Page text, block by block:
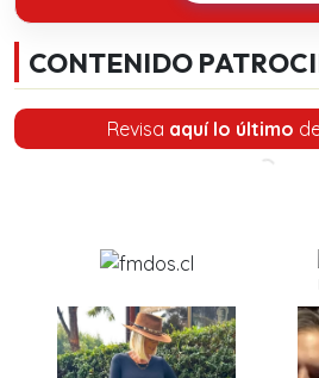
CONTENIDO
Revisa aquí lo último